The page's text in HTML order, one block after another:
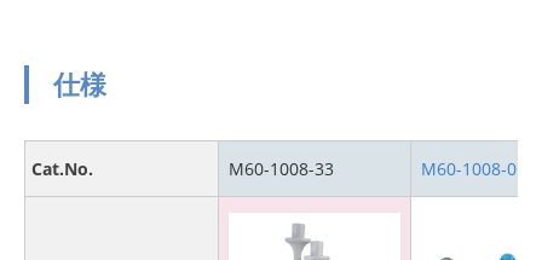
仕様
Cat.No. M60-1008-33 M60-1008-01